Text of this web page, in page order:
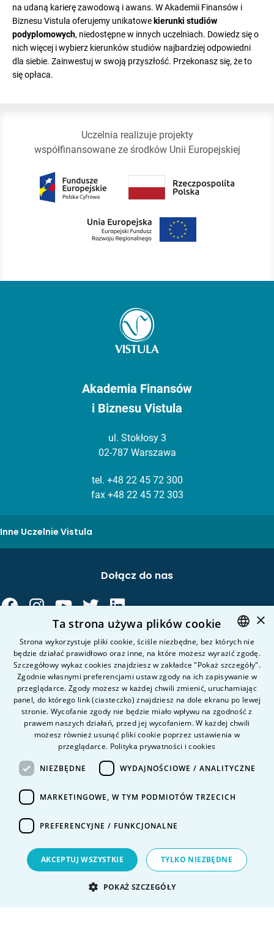
na udaną karierę zawodową i awans. W Akademii Finansów i
Biznesu Vistula oferujemy unikatowe kierunki studiów
podyplomowych, niedostępne w innych uczelniach. Dowiedz się o
nich więcej i wybierz kierunków studiów najbardziej odpowiedni
dla siebie. Zainwestuj w swoją przyszłość. Przekonasz się, że to
się opłaca.
Uczelnia realizuje projekty
współfinansowane ze środków Unii Europejskiej
Akademia Finansów
i Biznesu Vistula
ul. Stokłosy 3
02-787 Warszawa
tel. +48 22 45 72 300
fax +48 22 45 72 303
Inne Uczelnie Vistula
Kierunki studiów
O uczelni
Kandydat
Student
Nauka i badania
Intranet
Pytania i odpowiedzi
Polityka prywatności
Dane Osobowe
Deklaracja dostępności
Dołącz do nas
POLISH
ENGLISH
×
Ta strona używa plików cookie
Strona wykorzystuje pliki cookie, ściśle niezbędne, bez których nie
będzie działać prawidłowo oraz inne, na które możesz wyrazić zgodę.
Szczegółowy wykaz cookies znajdziesz w zakładce "Pokaż szczegóły".
Zgodnie własnymi preferencjami ustaw zgody na ich zapisywanie w
przeglądarce. Zgody możesz w każdej chwili zmienić, uruchamiając
panel, do którego link (ciasteczko) znajdziesz na dole ekranu po lewej
stronie. Wycofanie zgody nie będzie miało wpływu na zgodność z
prawem naszych działań, przed jej wycofaniem. W każdej chwili
możesz również usunąć pliki cookie poprzez ustawienia w
przeglądarce. Polityka prywatności i cookies
NIEZBĘDNE WYDAJNOŚCIOWE / ANALITYCZNE
MARKETINGOWE, W TYM PODMIOTÓW TRZECICH
PREFERENCYJNE / FUNKCJONALNE
AKCEPTUJ WSZYSTKIE TYLKO NIEZBĘDNE
POKAŻ SZCZEGÓŁY